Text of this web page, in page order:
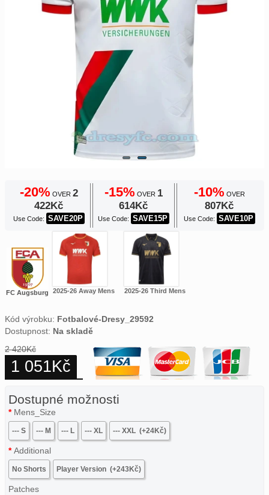
Other
-20% OVER 2
422Kč
Use Code: SAVE20P
-15% OVER 1
614Kč
Use Code: SAVE15P
-10% OVER
807Kč
Use Code: SAVE10P
FC Augsburg 2025-26 Away Mens 2025-26 Third Mens
Kód výrobku: Fotbalové-Dresy_29592
Dostupnost: Na skladě
2 420Kč
1 051Kč
Dostupné možnosti
Mens_Size
--- S --- M --- L --- XL --- XXL (+24Kč)
Additional
No Shorts Player Version (+243Kč)
Patches